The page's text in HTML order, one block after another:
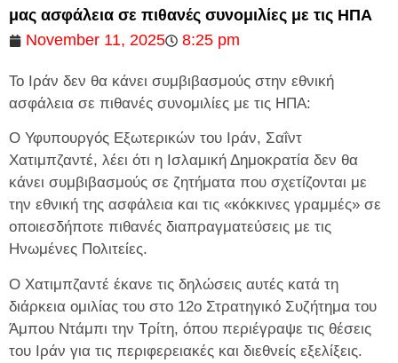
μας ασφάλεια σε πιθανές συνομιλίες με τις ΗΠΑ
November 11, 2025
8:25 pm
Το Ιράν δεν θα κάνει συμβιβασμούς στην εθνική
ασφάλεια σε πιθανές συνομιλίες με τις ΗΠΑ:
Ο Υφυπουργός Εξωτερικών του Ιράν, Σαΐντ
Χατιμπζαντέ, λέει ότι η Ισλαμική Δημοκρατία δεν θα
κάνει συμβιβασμούς σε ζητήματα που σχετίζονται με
την εθνική της ασφάλεια και τις «κόκκινες γραμμές» σε
οποιεσδήποτε πιθανές διαπραγματεύσεις με τις
Ηνωμένες Πολιτείες.
Ο Χατιμπζαντέ έκανε τις δηλώσεις αυτές κατά τη
διάρκεια ομιλίας του στο 12ο Στρατηγικό Συζήτημα του
Άμπου Ντάμπι την Τρίτη, όπου περιέγραψε τις θέσεις
του Ιράν για τις περιφερειακές και διεθνείς εξελίξεις.